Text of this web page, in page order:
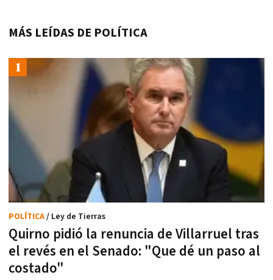
MÁS LEÍDAS DE POLÍTICA
Quirno pidió la renuncia de Villarruel tras
el revés en el Senado: "Que dé un paso al
costado"
POLÍTICA/ Ley de Tierras